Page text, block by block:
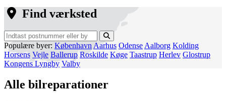
Find værksted
Populære byer: København Aarhus Odense Aalborg Kolding
Horsens Vejle Ballerup Roskilde Køge Taastrup Herlev Glostrup
Kongens Lyngby Valby
Alle bilreparationer